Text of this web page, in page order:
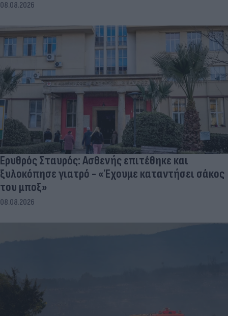
08.08.2026
Ερυθρός Σταυρός: Ασθενής επιτέθηκε και
ξυλοκόπησε γιατρό - «Έχουμε καταντήσει σάκος
του μποξ»
08.08.2026